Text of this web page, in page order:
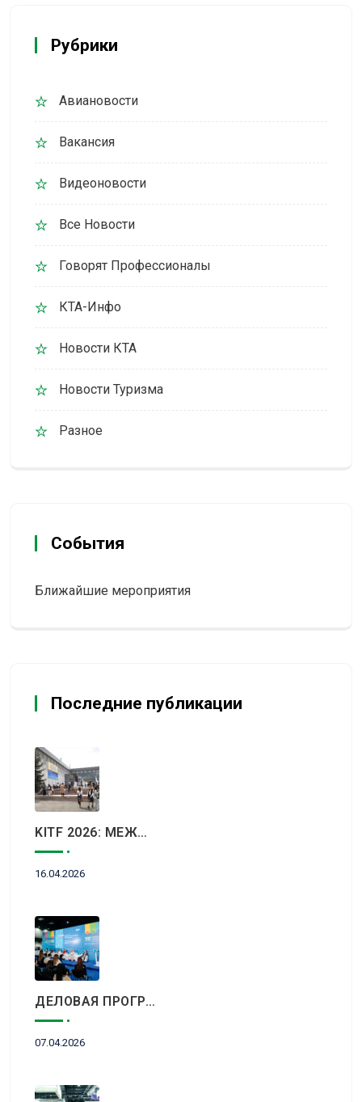
Рубрики
Авиановости
Вакансия
Видеоновости
Все Новости
Говорят Профессионалы
КТА-Инфо
Новости КТА
Новости Туризма
Разное
События
Ближайшие мероприятия
Последние публикации
KITF 2026: МЕЖДУНАРОДНЫЙ ТУРИСТИЧЕСКИЙ РЫНОК ВСТРЕТИТСЯ В АЛМАТЫ
16.04.2026
ДЕЛОВАЯ ПРОГРАММА KITF 2026: ВАЖНЕЙШИЕ АСПЕКТЫ РЫНКА ТУРИЗМА В НОВОЙ РЕАЛЬНОСТИ ОБСУДЯТ В АЛМАТЫ
07.04.2026